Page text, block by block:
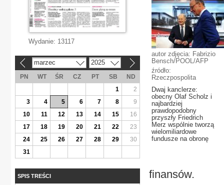
autor zdjęcia: Fabrizio
Bensch/POOL/AFP
źródło:
Rzeczpospolita
Dwaj kanclerze:
obecny Olaf Scholz i
najbardziej
prawdopodobny
przyszły Friedrich
Merz wspólnie tworzą
wielomiliardowe
fundusze na obronę
finansów.
Wydanie: 13117
marzec 2025
PN WT ŚR CZ PT SB
ND
1
2
3
4 5 6 7 8
9
10
11 12 13 14 15
16
17
18 19 20 21 22
23
24
25 26 27 28 29
30
31
SPIS TREŚCI